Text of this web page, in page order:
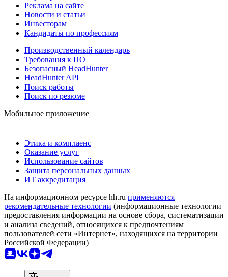
Реклама на сайте
Новости и статьи
Инвесторам
Кандидаты по профессиям
Производственный календарь
Требования к ПО
Безопасный HeadHunter
HeadHunter API
Поиск работы
Поиск по резюме
Мобильное приложение
Этика и комплаенс
Оказание услуг
Использование сайтов
Защита персональных данных
ИТ аккредитация
На информационном ресурсе hh.ru применяются
рекомендательные технологии (информационные технологии
предоставления информации на основе сбора, систематизации
и анализа сведений, относящихся к предпочтениям
пользователей сети «Интернет», находящихся на территории
Российской Федерации)